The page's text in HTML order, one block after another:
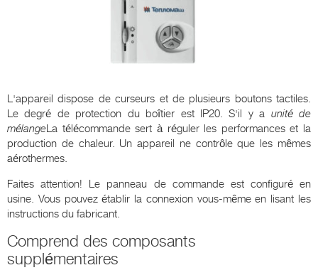
L'appareil dispose de curseurs et de plusieurs boutons tactiles.
Le degré de protection du boîtier est IP20. S'il y a unité de
mélangeLa télécommande sert à réguler les performances et la
production de chaleur. Un appareil ne contrôle que les mêmes
aérothermes.
Faites attention! Le panneau de commande est configuré en
usine. Vous pouvez établir la connexion vous-même en lisant les
instructions du fabricant.
Comprend des composants
supplémentaires